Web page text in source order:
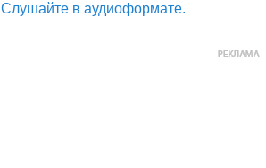
Слушайте в аудиоформате.